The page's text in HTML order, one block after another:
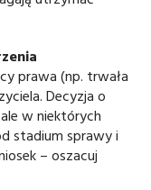
prawa (np. trwała
Decyzja o
w niektórych
stadium sprawy i
– oszacuj